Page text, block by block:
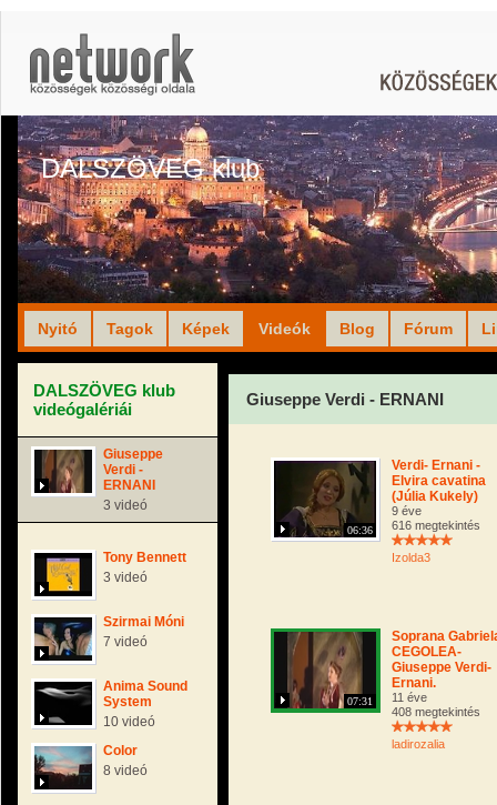
DALSZÖVEG klub
Nyitó Tagok Képek Videók Blog Fórum
DALSZÖVEG klub
videógalériái
Giuseppe
Verdi -
ERNANI
3 videó
Tony Bennett
3 videó
Szirmai Móni
7 videó
Anima Sound
System
10 videó
Color
8 videó
Giuseppe Verdi - ERNANI
06:36
Verdi- Ernani -
Elvira cavatina
(Júlia Kukely)
9 éve
616 megtekintés
Izolda3
07:31
Soprana
CEGOLEA-
Giuseppe Verdi-
Ernani.
11 éve
408 megtekintés
ladirozalia